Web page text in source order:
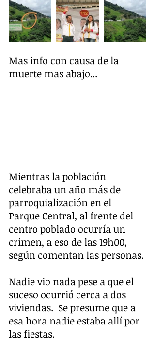
Mas info con causa de la
muerte mas abajo...
Mientras la población
celebraba un año más de
parroquialización en el
Parque Central, al frente del
centro poblado ocurría un
crimen, a eso de las 19h00,
según comentan las personas.
Nadie vio nada pese a que el
suceso ocurrió cerca a dos
viviendas.  Se presume que a
esa hora nadie estaba allí por
las fiestas.